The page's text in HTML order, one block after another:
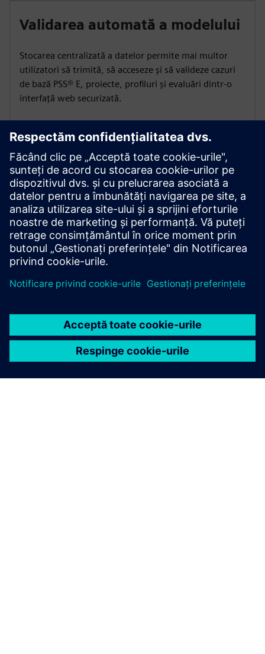
Validarea automată a modelului
Stocarea centralizată a datelor permite mai multor
utilizatori să trimită, să acceseze și să valideze cazuri
de bază PSS® E, proiecte, profiluri și evaluări dintr-o
interfață web securizată.
Asamblare carcasă la cerere
Asamblați automat cazuri de planificare complete,
gata de simulare, pentru orice dată de studiu,
utilizând date integrate de proiect, profil și evaluări.